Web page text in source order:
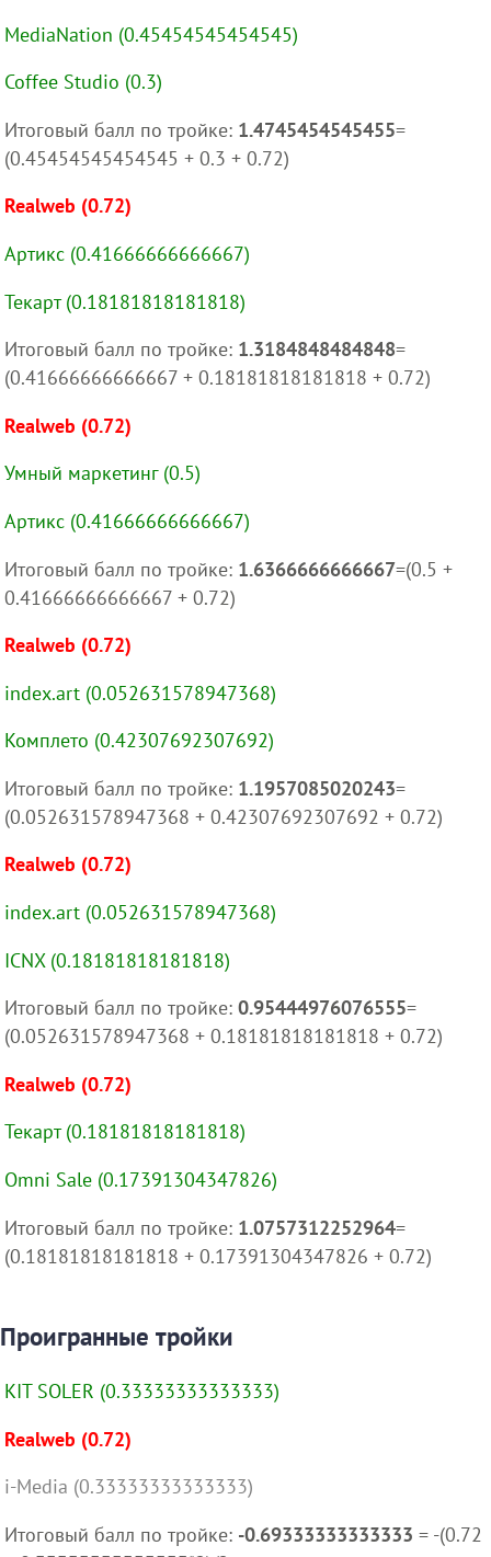
MediaNation (0.45454545454545)
Coffee Studio (0.3)
Итоговый балл по тройке: 1.4745454545455=
(0.45454545454545 + 0.3 + 0.72)
Realweb (0.72)
Артикс (0.41666666666667)
Текарт (0.18181818181818)
Итоговый балл по тройке: 1.3184848484848=
(0.41666666666667 + 0.18181818181818 + 0.72)
Realweb (0.72)
Умный маркетинг (0.5)
Артикс (0.41666666666667)
Итоговый балл по тройке: 1.6366666666667=(0.5 +
0.41666666666667 + 0.72)
Realweb (0.72)
index.art (0.052631578947368)
Комплето (0.42307692307692)
Итоговый балл по тройке: 1.1957085020243=
(0.052631578947368 + 0.42307692307692 + 0.72)
Realweb (0.72)
index.art (0.052631578947368)
ICNX (0.18181818181818)
Итоговый балл по тройке: 0.95444976076555=
(0.052631578947368 + 0.18181818181818 + 0.72)
Realweb (0.72)
Текарт (0.18181818181818)
Omni Sale (0.17391304347826)
Итоговый балл по тройке: 1.0757312252964=
(0.18181818181818 + 0.17391304347826 + 0.72)
Проигранные тройки
KIT SOLER (0.33333333333333)
Realweb (0.72)
i-Media (0.33333333333333)
Итоговый балл по тройке: -0.69333333333333 = -(0.72